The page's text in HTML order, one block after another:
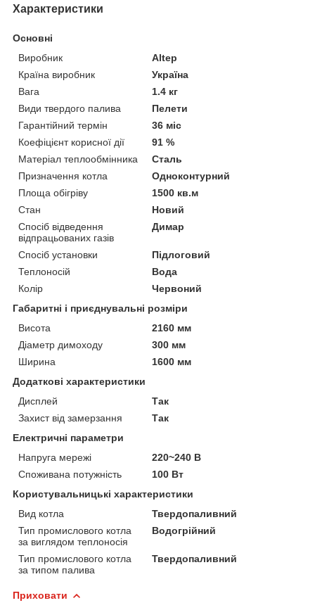
Характеристики
Основні
Виробник
Altep
Країна виробник
Україна
Вага
1.4 кг
Види твердого палива
Пелети
Гарантійний термін
36 міс
Коефіцієнт корисної дії
91 %
Матеріал теплообмінника
Сталь
Призначення котла
Одноконтурний
Площа обігріву
1500 кв.м
Стан
Новий
Спосіб відведення
відпрацьованих газів
Димар
Спосіб установки
Підлоговий
Теплоносій
Вода
Колір
Червоний
Габаритні і приєднувальні розміри
Висота
2160 мм
Діаметр димоходу
300 мм
Ширина
1600 мм
Додаткові характеристики
Дисплей
Так
Захист від замерзання
Так
Електричні параметри
Напруга мережі
220~240 В
Споживана потужність
100 Вт
Користувальницькі характеристики
Вид котла
Твердопаливний
Тип промислового котла
за виглядом теплоносія
Водогрійний
Тип промислового котла
за типом палива
Твердопаливний
Приховати